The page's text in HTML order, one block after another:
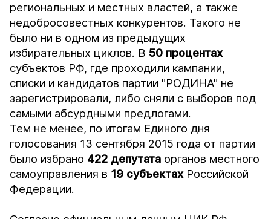
региональных и местных властей, а также
недобросовестных конкурентов. Такого не
было ни в одном из предыдущих
избирательных циклов. В 50 процентах
субъектов РФ, где проходили кампании,
списки и кандидатов партии "РОДИНА" не
зарегистрировали, либо сняли с выборов под
самыми абсурдными предлогами.
Тем не менее, по итогам Единого дня
голосования 13 сентября 2015 года от партии
было избрано 422 депутата органов местного
самоуправления в 19 субъектахРоссийской
Федерации.